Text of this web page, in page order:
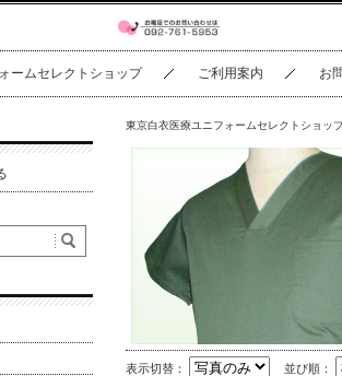
ームセレクトショップ ご利用案内 お
東京白衣医療ユニフォームセレクトショッ
表示切替： 並び順：